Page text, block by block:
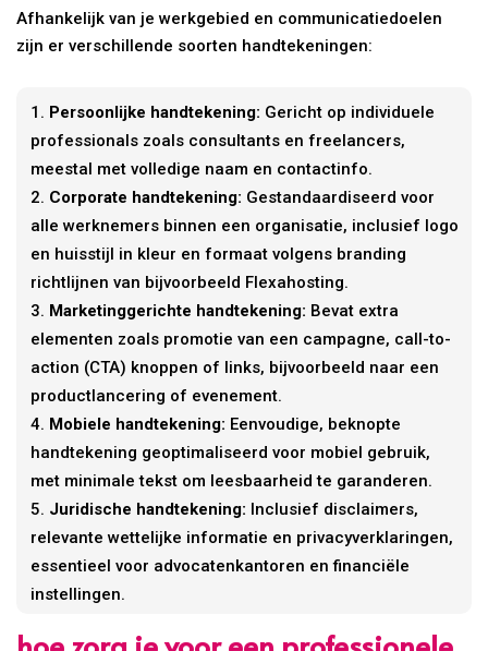
Afhankelijk van je werkgebied en communicatiedoelen
zijn er verschillende soorten handtekeningen:
Persoonlijke handtekening: Gericht op individuele
professionals zoals consultants en freelancers,
meestal met volledige naam en contactinfo.
Corporate handtekening: Gestandaardiseerd voor
alle werknemers binnen een organisatie, inclusief logo
en huisstijl in kleur en formaat volgens branding
richtlijnen van bijvoorbeeld Flexahosting.
Marketinggerichte handtekening: Bevat extra
elementen zoals promotie van een campagne, call-to-
action (CTA) knoppen of links, bijvoorbeeld naar een
productlancering of evenement.
Mobiele handtekening: Eenvoudige, beknopte
handtekening geoptimaliseerd voor mobiel gebruik,
met minimale tekst om leesbaarheid te garanderen.
Juridische handtekening: Inclusief disclaimers,
relevante wettelijke informatie en privacyverklaringen,
essentieel voor advocatenkantoren en financiële
instellingen.